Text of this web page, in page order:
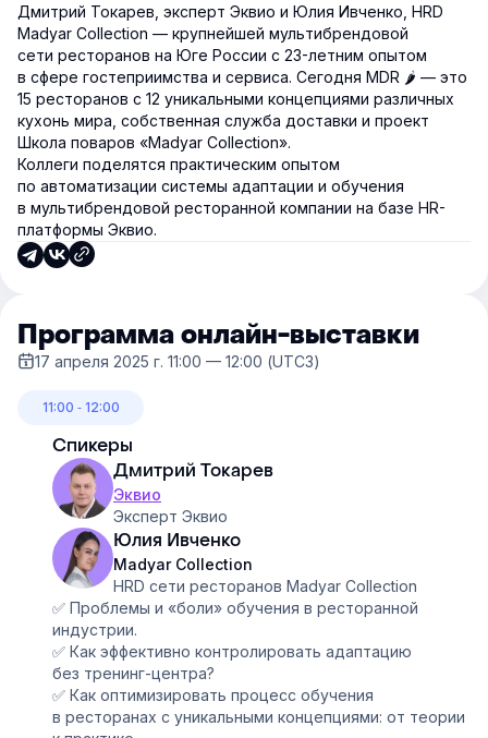
Дмитрий Токарев, эксперт Эквио и Юлия Ивченко, HRD
Madyar Collection — крупнейшей мультибрендовой
сети ресторанов на Юге России с 23-летним опытом
в сфере гостеприимства и сервиса. Сегодня MDR 🌶️ — это
15 ресторанов с 12 уникальными концепциями различных
кухонь мира, собственная служба доставки и проект
Школа поваров «Madyar Collection».
Коллеги поделятся практическим опытом
по автоматизации системы адаптации и обучения
в мультибрендовой ресторанной компании на базе HR-
платформы Эквио.
Программа онлайн-выставки
17 апреля 2025 г. 11:00 — 12:00 (UTC3)
11:00 ‐ 12:00
Спикеры
Дмитрий Токарев
Эквио
Эксперт Эквио
Юлия Ивченко
Madyar Collection
HRD сети ресторанов Madyar Collection
✅ Проблемы и «боли» обучения в ресторанной
индустрии.
✅ Как эффективно контролировать адаптацию
без тренинг-центра?
✅ Как оптимизировать процесс обучения
в ресторанах с уникальными концепциями: от теории